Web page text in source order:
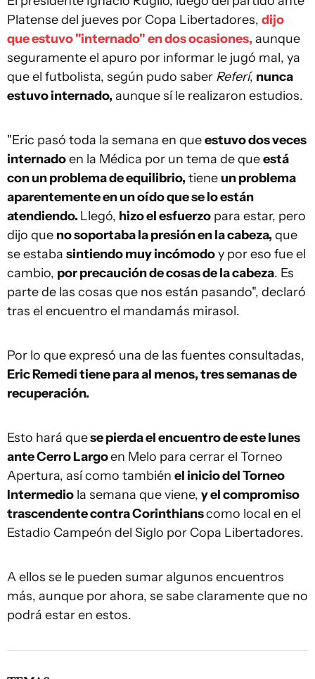
Platense del jueves por Copa Libertadores, dijo
que estuvo "internado" en dos ocasiones, aunque
seguramente el apuro por informar le jugó mal, ya
que el futbolista, según pudo saber Referí, nunca
estuvo internado, aunque sí le realizaron estudios.
"Eric pasó toda la semana en queestuvo dos veces
internadoen la Médica por un tema de queestá
con un problema de equilibrio, tiene un problema
aparentemente en un oído que se lo están
atendiendo. Llegó, hizo el esfuerzo para estar, pero
dijo que no soportaba la presión en la cabeza, que
se estaba sintiendo muy incómodoy por eso fue el
cambio, por precaución de cosas de la cabeza. Es
parte de las cosas que nos están pasando", declaró
tras el encuentro el mandamás mirasol.
Por lo que expresó una de las fuentes consultadas,
Eric Remedi tiene para al menos, tres semanas de
recuperación.
Esto hará quese pierda el encuentro de este lunes
ante Cerro Largoen Melo para cerrar el Torneo
Apertura, así como también el inicio del Torneo
Intermedio la semana que viene, y el compromiso
trascendente contra Corinthianscomo local en el
Estadio Campeón del Siglo por Copa Libertadores.
A ellos se le pueden sumar algunos encuentros
más, aunque por ahora, se sabe claramente que no
podrá estar en estos.